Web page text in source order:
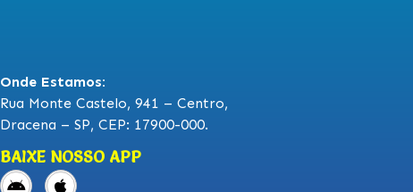
Onde Estamos:
Rua Monte Castelo, 941 – Centro,
Dracena – SP, CEP: 17900-000.
BAIXE NOSSO APP